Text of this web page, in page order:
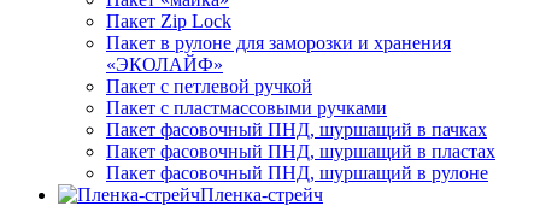
Пакет Zip Lock
Пакет в рулоне для заморозки и хранения
«ЭКОЛАЙФ»
Пакет с петлевой ручкой
Пакет с пластмассовыми ручками
Пакет фасовочный ПНД, шуршащий в пачках
Пакет фасовочный ПНД, шуршащий в пластах
Пакет фасовочный ПНД, шуршащий в рулоне
Пленка-стрейч